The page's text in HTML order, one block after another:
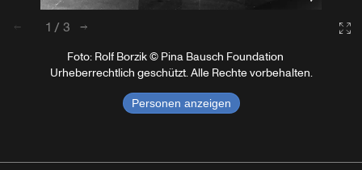
zurück1 /3
Foto: Rolf Borzik © Pina Bausch Foundation
Urheberrechtlich geschützt. Alle Rechte vorbehalten.
Personen anzeigen